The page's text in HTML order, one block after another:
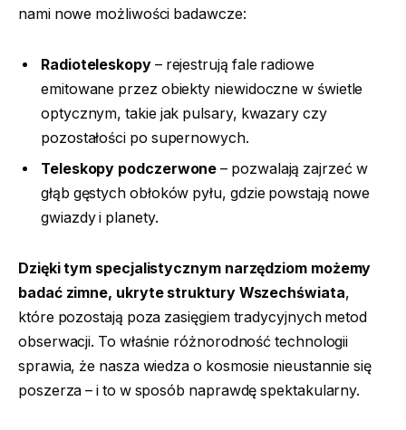
nami nowe możliwości badawcze:
Radioteleskopy– rejestrują fale radiowe
emitowane przez obiekty niewidoczne w świetle
optycznym, takie jak pulsary, kwazary czy
pozostałości po supernowych.
Teleskopy podczerwone – pozwalają zajrzeć w
głąb gęstych obłoków pyłu, gdzie powstają nowe
gwiazdy i planety.
Dzięki tym specjalistycznym narzędziom możemy
badać zimne, ukryte struktury Wszechświata,
które pozostają poza zasięgiem tradycyjnych metod
obserwacji. To właśnie różnorodność technologii
sprawia, że nasza wiedza o kosmosie nieustannie się
poszerza – i to w sposób naprawdę spektakularny.